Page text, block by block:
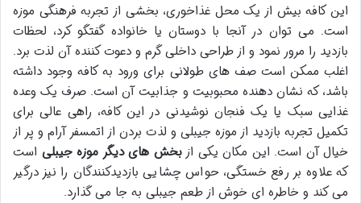
این کافه بیش از یک محل غذاخوری، بخشی از تجربه فرهنگی موزه
است. می توان در آنجا با دوستان یا خانواده گفتگو کرد، لحظات
بازدید را مرور نمود و از طراحی داخلی گرم و دعوت کننده آن لذت برد.
اغلب ممکن است صف های طولانی برای ورود به کافه وجود داشته
باشد، که نشان دهنده محبوبیت و جذابیت آن است. صرف یک وعده
غذایی سبک یا یک فنجان نوشیدنی در این کافه، راهی عالی برای
تکمیل تجربه بازدید از موزه جیبلی و لذت بردن از اتمسفر آرام و پر از
خیال آن است. این مکان یکی ازبخش های دیگر موزه جیبلی است
که علاوه بر رفع خستگی، حواس چشایی بازدیدکنندگان را نیز درگیر
می کند و خاطره ای خوش از طعم جیبلی به جا می گذارد.